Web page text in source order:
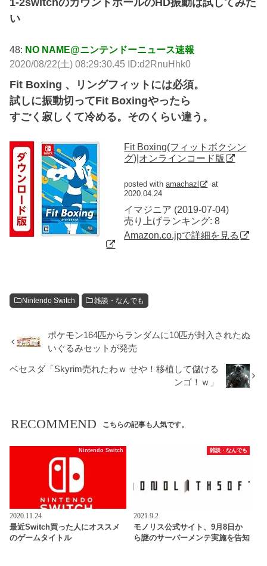
い
48: NO NAME@ニンテンドーニュース速報
2020/08/22(土) 08:29:30.45 ID:d2RnuHhk0
Fit Boxing 、リングフィットには必須。
試しに振動切ってFit Boxingやったら
すごく寂しくて冷める。そのくらい違う。
Fit Boxing(フィットボクシン
グ)|オンラインコード版
posted withamachazl
at
2020.04.24
イマジニア (2019-07-04)
売り上げランキング: 8
Amazon.co.jpで詳細を見る
Nintendo Switch 雑談・なんでも
ポケモン164匹からランダムに10匹が封入されたぬ
いぐるみセットが発売
ベセスダ「Skyrim売れたわｗ せや！移植して儲ける
ンゴ！ｗ」
RECOMMEND こちらの記事も人気です。
Nintendo Switch
2020.11.24
最近Switch買った人にオススメ
のゲームタイトル
雑談・なんでも
2021.9.2
モノリス公式サイト、9月8日か
ら謎のサーバーメンテ実施を告知